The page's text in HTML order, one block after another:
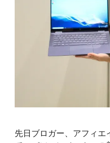
先日ブロガー、アフィエ